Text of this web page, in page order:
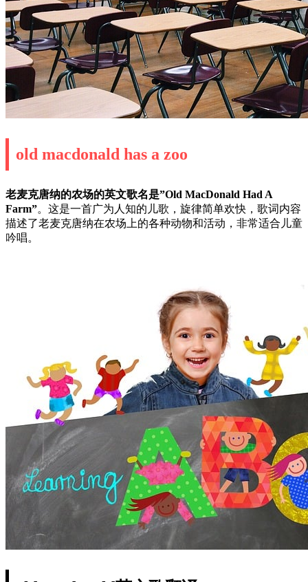
old macdonald has a zoo
老麦克唐纳的农场的英文歌名是”Old MacDonald Had A
Farm”。这是一首广为人知的儿歌，旋律简单欢快，歌词内容
描述了老麦克唐纳在农场上的各种动物和活动，非常适合儿童
吟唱。